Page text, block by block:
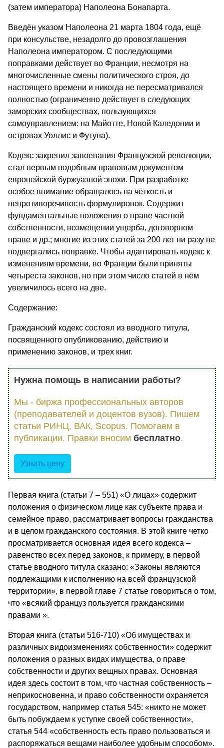
(затем императора) Наполеона Бонапарта.
Введён указом Наполеона 21 марта 1804 года, ещё
при консульстве, незадолго до провозглашения
Наполеона императором. С последующими
поправками действует во Франции, несмотря на
многочисленные смены политического строя, до
настоящего времени и никогда не пересматривался
полностью (ограниченно действует в следующих
заморских сообществах, пользующихся
самоуправлением: на Майотте, Новой Каледонии и
островах Уоллис и Футуна).
Кодекс закрепил завоевания Французской революции,
стал первым подобным правовым документом
европейской буржуазной эпохи. При разработке
особое внимание обращалось на чёткость и
непротиворечивость формулировок. Содержит
фундаментальные положения о праве частной
собственности, возмещении ущерба, договорном
праве и др.; многие из этих статей за 200 лет ни разу не
подвергались поправке. Чтобы адаптировать кодекс к
изменениям времени, во Франции были приняты
четыреста законов, но при этом число статей в нём
увеличилось всего на две.
Содержание:
Гражданский кодекс состоял из вводного титула,
посвященного опубликованию, действию и
применению законов, и трех книг.
Нужна помощь в написании работы?
Мы - биржа профессиональных авторов
(преподавателей и доцентов вузов). Пишем
статьи РИНЦ, ВАК, Scopus. Помогаем в
публикации. Правки вносим бесплатно.
Узнать цену
Первая книга (статьи 7 – 551) «О лицах» содержит
положения о физическом лице как субъекте права и
семейное право, рассматривает вопросы гражданства
и в целом гражданского состояния. В этой книге четко
просматривается основная идея всего кодекса –
равенство всех перед законов, к примеру, в первой
статье вводного титула сказано: «Законы являются
подлежащими к исполнению на всей французской
территории», в первой главе 7 статье говориться о том,
что «всякий француз пользуется гражданскими
правами ».
Вторая книга (статьи 516-710) «Об имуществах и
различных видоизменениях собственности» содержит
положения о разных видах имущества, о праве
собственности и других вещных правах. Основная
идея здесь состоит в том, что частная собственность –
неприкосновенна, и право собственности охраняется
государством, например статья 545: «никто не может
быть побуждаем к уступке своей собственности»,
статья 544 «собственность есть право пользоваться и
распоряжаться вещами наиболее удобным способом».